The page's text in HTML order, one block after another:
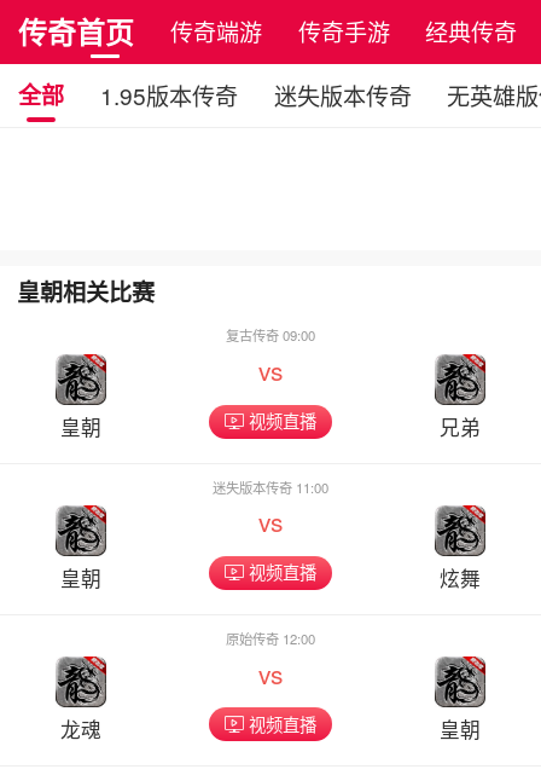
传奇首页 传奇端游 传奇手游
经典传奇
全部
1.95版本传奇 迷失版本传奇 无英雄
皇朝相关比赛
皇朝
复古传奇 09:00
vs
视频直播 兄弟
皇朝
迷失版本传奇 11:00
vs
视频直播 炫舞
龙魂
原始传奇 12:00
vs
视频直播 皇朝